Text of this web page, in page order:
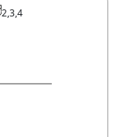
2,3,4